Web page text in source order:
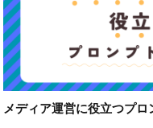
メディア運営に役立つプロ